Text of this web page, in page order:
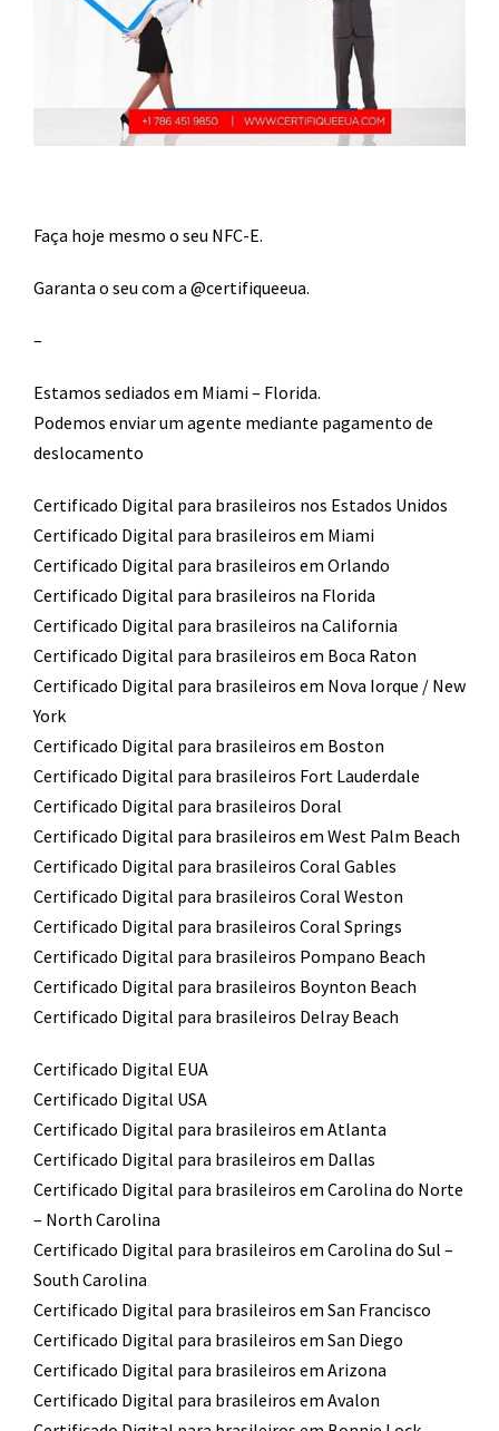
Faça hoje mesmo o seu NFC-E.
Garanta o seu com a @certifiqueeua.
–
Estamos sediados em Miami – Florida.
Podemos enviar um agente mediante pagamento de
deslocamento​
Certificado Digital para brasileiros nos Estados Unidos
Certificado Digital para brasileiros em Miami
Certificado Digital para brasileiros em Orlando
Certificado Digital para brasileiros na Florida
Certificado Digital para brasileiros na California
Certificado Digital para brasileiros em Boca Raton
Certificado Digital para brasileiros em Nova Iorque / New
York
Certificado Digital para brasileiros em Boston
Certificado Digital para brasileiros Fort Lauderdale
Certificado Digital para brasileiros Doral
Certificado Digital para brasileiros em West Palm Beach
Certificado Digital para brasileiros Coral Gables
Certificado Digital para brasileiros Coral Weston
Certificado Digital para brasileiros Coral Springs
Certificado Digital para brasileiros Pompano Beach
Certificado Digital para brasileiros Boynton Beach
Certificado Digital para brasileiros Delray Beach
Certificado Digital EUA
Certificado Digital USA
Certificado Digital para brasileiros em Atlanta
Certificado Digital para brasileiros em Dallas
Certificado Digital para brasileiros em Carolina do Norte
– North Carolina
Certificado Digital para brasileiros em Carolina do Sul –
South Carolina
Certificado Digital para brasileiros em San Francisco
Certificado Digital para brasileiros em San Diego
Certificado Digital para brasileiros em Arizona
Certificado Digital para brasileiros em Avalon